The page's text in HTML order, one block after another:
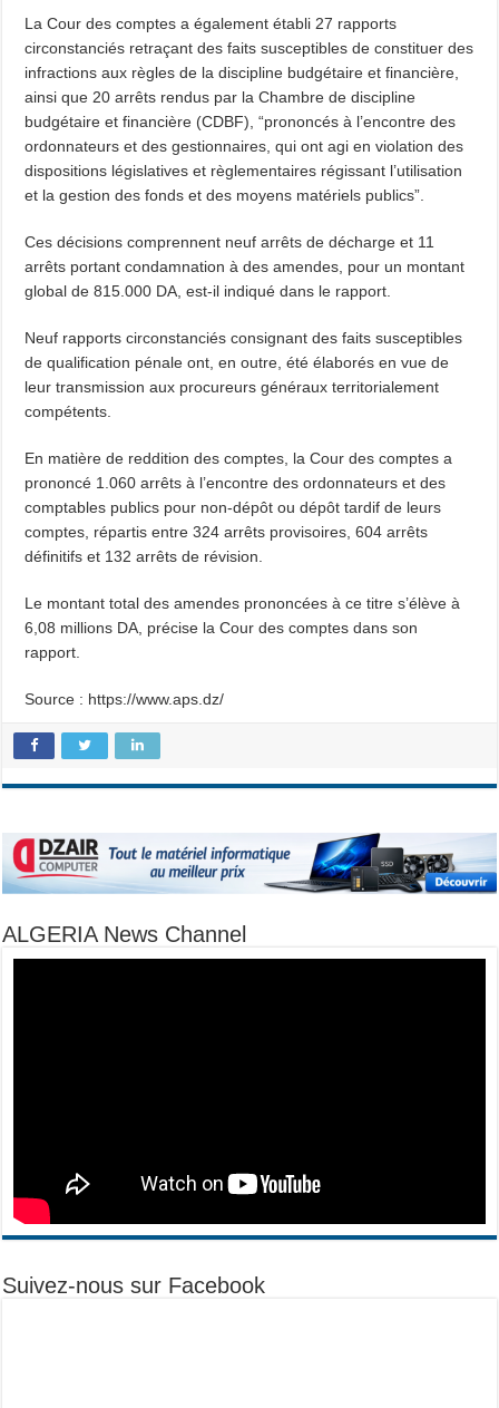
La Cour des comptes a également établi 27 rapports
circonstanciés retraçant des faits susceptibles de constituer des
infractions aux règles de la discipline budgétaire et financière,
ainsi que 20 arrêts rendus par la Chambre de discipline
budgétaire et financière (CDBF), “prononcés à l’encontre des
ordonnateurs et des gestionnaires, qui ont agi en violation des
dispositions législatives et règlementaires régissant l’utilisation
et la gestion des fonds et des moyens matériels publics”.
Ces décisions comprennent neuf arrêts de décharge et 11
arrêts portant condamnation à des amendes, pour un montant
global de 815.000 DA, est-il indiqué dans le rapport.
Neuf rapports circonstanciés consignant des faits susceptibles
de qualification pénale ont, en outre, été élaborés en vue de
leur transmission aux procureurs généraux territorialement
compétents.
En matière de reddition des comptes, la Cour des comptes a
prononcé 1.060 arrêts à l’encontre des ordonnateurs et des
comptables publics pour non-dépôt ou dépôt tardif de leurs
comptes, répartis entre 324 arrêts provisoires, 604 arrêts
définitifs et 132 arrêts de révision.
Le montant total des amendes prononcées à ce titre s’élève à
6,08 millions DA, précise la Cour des comptes dans son
rapport.
Source : https://www.aps.dz/
ALGERIA News Channel
Suivez-nous sur Facebook